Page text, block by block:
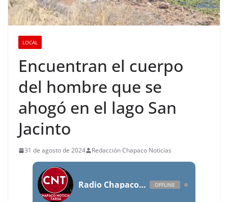
LOCAL
Encuentran el cuerpo
del hombre que se
ahogó en el lago San
Jacinto
31 de agosto de 2024 Redacción Chapaco Noticias
Radio Chapaco Noticias Las 24 horas en vivo OFFLINE